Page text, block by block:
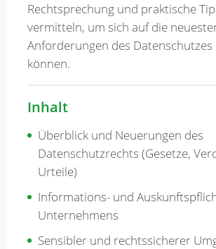
Rechtsprechung und praktische
vermitteln, um sich auf die
Anforderungen des Datenschutzes
können.
Inhalt
Überblick und Neuerungen des
Datenschutzrechts (Gesetze,
Urteile)
Informations- und
Unternehmens
Sensibler und rechtssicherer